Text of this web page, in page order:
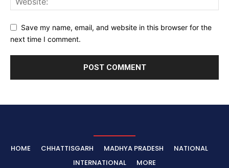
Save my name, email, and website in this browser for the
next time I comment.
HOME CHHATTISGARH MADHYA PRADESH
NATIONAL
INTERNATIONAL
MORE